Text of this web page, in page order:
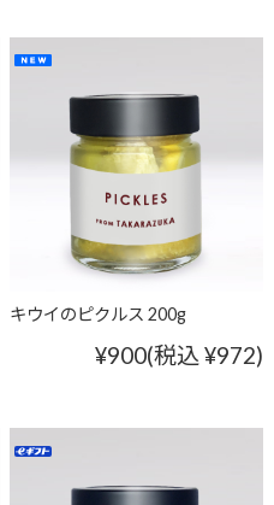
キウイのピクルス 200g
¥900(税込 ¥972)